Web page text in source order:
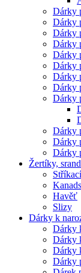
Dárky
Dárky
Dárky
Dárky
Dárky
Dárky
Dárky
Dárky
Dárky
Dárky
Dárky
Dárky
Žertíky,
Havěť
Slizy
Dárky k
Dárky
Dárky
Dárky
Dárky